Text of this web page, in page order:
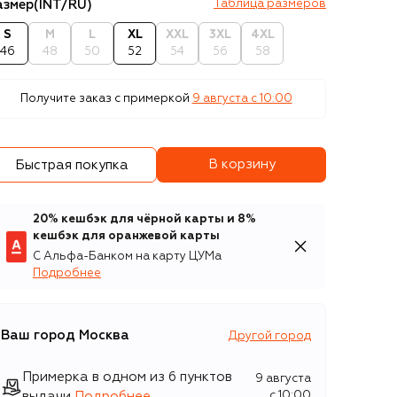
(INT/RU) Таблица размеров
S
46
M
48
L
50
XL
52
XXL
54
3XL
56
4XL
58
Получите заказ с примеркой 9 августа c 10:00
Быстрая покупка В корзину
20% кешбэк для чёрной карты и 8%
кешбэк для оранжевой карты
С Альфа-Банком на карту ЦУМа
Подробнее
Ваш город Москва Другой город
Примерка в одном из 6 пунктов
9 августа